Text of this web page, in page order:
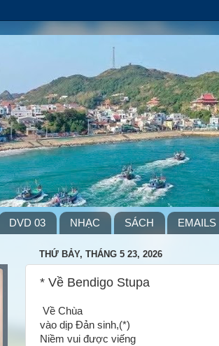
DVD 03 NHẠC SÁCH EMAILS
THỨ BẢY, THÁNG 5 23, 2026
* Về Bendigo Stupa
Về Chùa
vào dịp Đản sinh,(*)
Niềm vui được viếng